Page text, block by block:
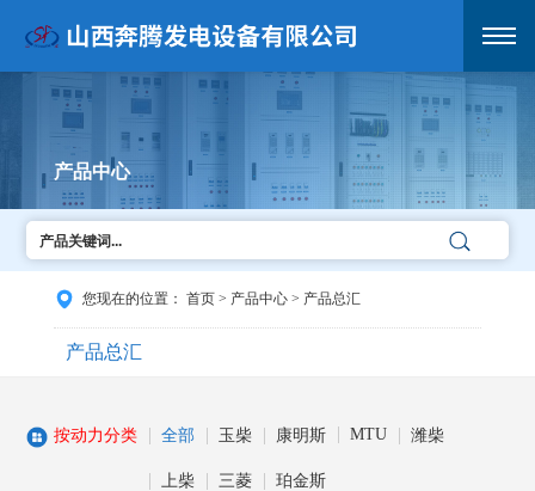
产品中心
您现在的位置： 首页> 产品中心> 产品总汇
产品总汇
按动力分类 全部 玉柴 康明斯 MTU 潍柴
上柴 三菱 珀金斯